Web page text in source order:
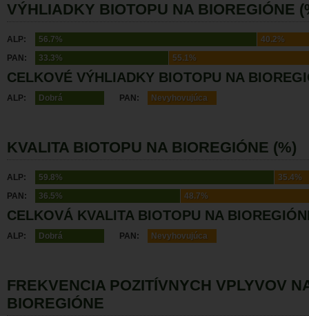
VÝHLIADKY BIOTOPU NA BIOREGIÓNE
ALP: 56.7%
40.2%
PAN:
33.3% 55.1%
CELKOVÉ VÝHLIADKY BIOTOPU NA
ALP: Dobrá PAN: Nevyhovujúca
KVALITA BIOTOPU NA BIOREGIÓNE (%)
ALP: 59.8%
35.4%
PAN:
36.5% 48.7%
CELKOVÁ KVALITA BIOTOPU NA
ALP: Dobrá PAN: Nevyhovujúca
FREKVENCIA POZITÍVNYCH VPLYVOV
BIOREGIÓNE